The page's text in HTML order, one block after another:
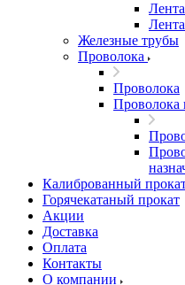
Железные трубы
Проволока
Проволока
Проволока
Калиброванный
Горячекатаный прокат
Акции
Доставка
Оплата
Контакты
О компании